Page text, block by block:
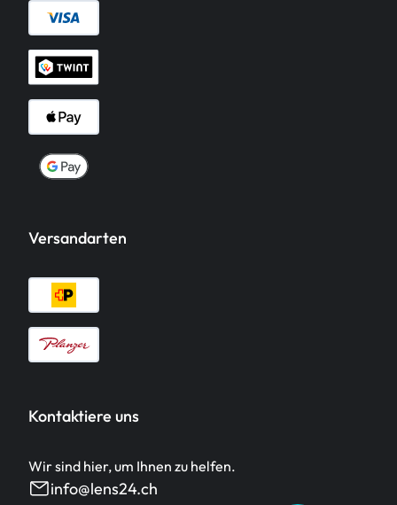
Versandarten
Kontaktiere uns
Wir sind hier, um Ihnen zu helfen.
info@lens24.ch